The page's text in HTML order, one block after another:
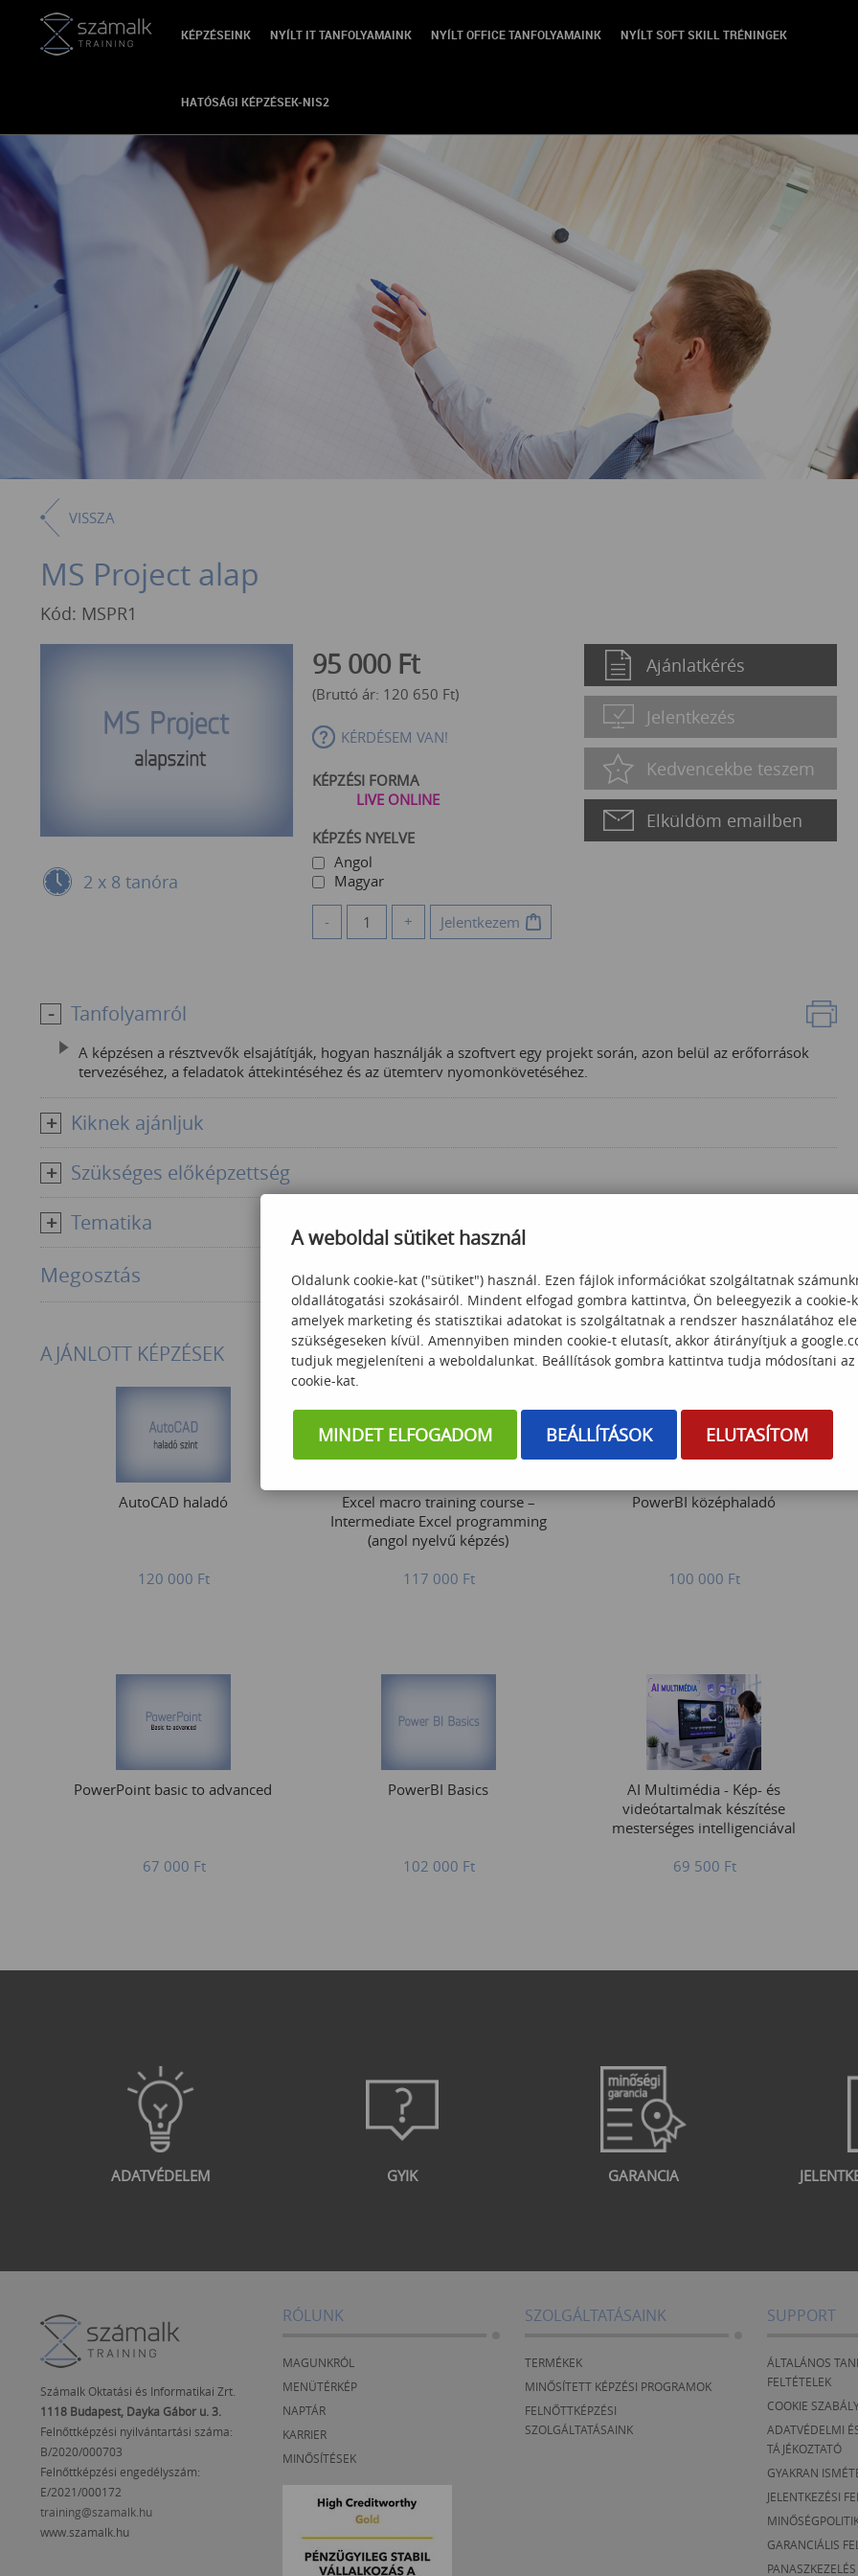
KÉPZÉSEINK NYÍLT IT TANFOLYAMAINK NYÍLT OFFICE TANFOLYAMAINK NYÍLT SOFT SKILL TRÉNINGEK
HATÓSÁGI KÉPZÉSEK-NIS2
VISSZA
MS Project alap
Kód: MSPR1
2 x 8 tanóra
95 000 Ft
(Bruttó ár: 120 650 Ft)
KÉRDÉSEM VAN!
KÉPZÉSI FORMA
LIVE ONLINE
KÉPZÉS NYELVE
Angol
Magyar
- + Jelentkezem
Ajánlatkérés
Jelentkezés
Kedvencekbe teszem
Elküldöm emailben
Tanfolyamról
A képzésen a résztvevők elsajátítják, hogyan használják a szoftvert egy projekt során, azon belül az erőforrások
tervezéséhez, a feladatok áttekintéséhez és az ütemterv nyomonkövetéséhez.
Kiknek ajánljuk
Szükséges előképzettség
Tematika
Megosztás
AJÁNLOTT KÉPZÉSEK
AutoCAD haladó
120 000 Ft
Excel macro training course –
Intermediate Excel programming
(angol nyelvű képzés)
117 000 Ft
PowerBI középhaladó
100 000 Ft
PowerPoint basic to advanced
67 000 Ft
PowerBI Basics
102 000 Ft
AI Multimédia - Kép- és
videótartalmak készítése
mesterséges intelligenciával
69 500 Ft
ADATVÉDELEM GYIK GARANCIA
Számalk Oktatási és Informatikai Zrt.
1118 Budapest, Dayka Gábor u. 3.
Felnőttképzési nyilvántartási száma:
B/2020/000703
Felnőttképzési engedélyszám:
E/2021/000172
training@szamalk.hu
www.szamalk.hu
RÓLUNK
MAGUNKRÓL
MENÜTÉRKÉP
NAPTÁR
KARRIER
MINŐSÍTÉSEK
SZOLGÁLTATÁSAINK
TERMÉKEK
MINŐSÍTETT KÉPZÉSI PROGRAMOK
FELNŐTTKÉPZÉSI
SZOLGÁLTATÁSAINK
SUPPORT
ÁLTALÁNOS
FELTÉTELEK
COOKIE
ADATVÉDELMI
TÁJÉKOZTATÓ
GYAKRAN
JELENTKEZÉSI
GARANCIÁLIS
PANASZKEZELÉS
A weboldal sütiket használ
Oldalunk cookie-kat ("sütiket") használ. Ezen fájlok információkat szolgáltatnak
oldallátogatási szokásairól. Mindent elfogad gombra kattintva, Ön beleegyezik a cookie-
amelyek marketing és statisztikai adatokat is szolgáltatnak a rendszer használatához
szükségeseken kívül. Amennyiben minden cookie-t elutasít, akkor átirányítjuk a
tudjuk megjeleníteni a weboldalunkat. Beállítások gombra kattintva tudja módosítani
cookie-kat.
MINDET ELFOGADOM BEÁLLÍTÁSOK ELUTASÍTOM